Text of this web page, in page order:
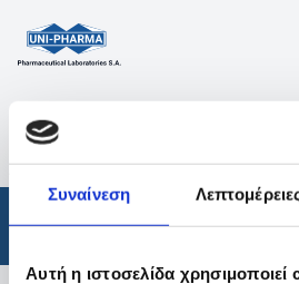
Συναίνεση
Αυτή η ιστοσελίδα χρησιμοποιεί
ΠΡΟΪΟΝΤΑ
ΑΠΟΤΕΛΕΣΜΑΤΑ ΑΝΑΖΗΤΗΣΗΣ
Φάρμακα